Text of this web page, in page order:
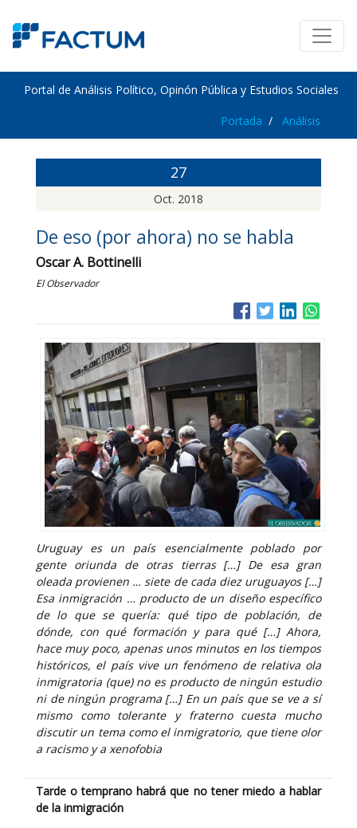
Portal de Análisis Político, Opinón Pública y Estudios Sociales
Portada Análisis
27
Oct. 2018
De eso (por ahora) no se habla
Oscar A. Bottinelli
El Observador
Uruguay es un país esencialmente poblado por
gente oriunda de otras tierras […] De esa gran
oleada provienen … siete de cada diez uruguayos […]
Esa inmigración … producto de un diseño específico
de lo que se quería: qué tipo de población, de
dónde, con qué formación y para qué […] Ahora,
hace muy poco, apenas unos minutos en los tiempos
históricos, el país vive un fenómeno de relativa ola
inmigratoria (que) no es producto de ningún estudio
ni de ningún programa […] En un país que se ve a sí
mismo como tolerante y fraterno cuesta mucho
discutir un tema como el inmigratorio, que tiene olor
a racismo y a xenofobia
Tarde o temprano habrá que no tener miedo a hablar
de la inmigración